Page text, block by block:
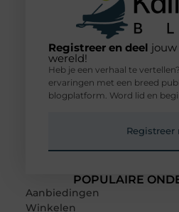
POPULAIRE
Aanbiedingen
Winkelen
Registreer en deel
wereld!
Heb je een verhaal te
ervaringen met een breed
blogplatform. Word lid en
Registreer